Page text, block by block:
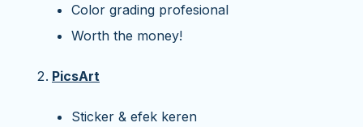
Color grading profesional
Worth the money!
PicsArt
Sticker & efek keren